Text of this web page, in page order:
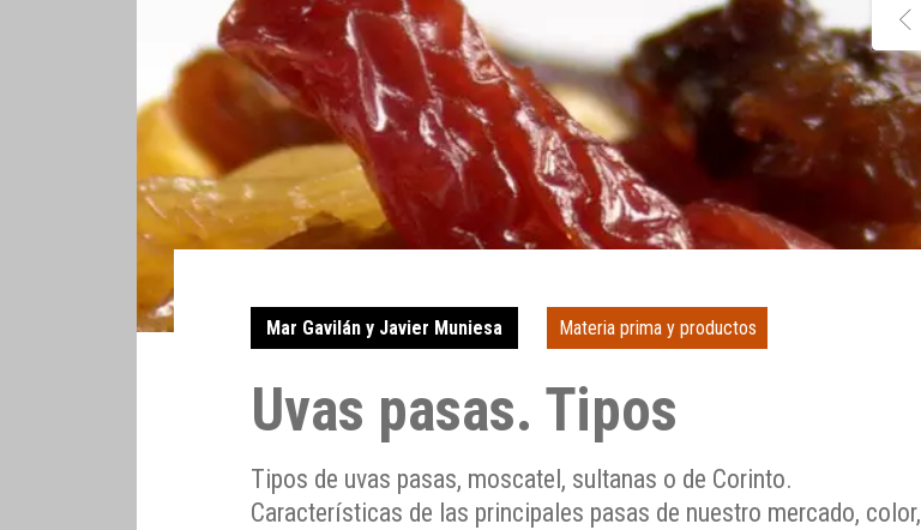
Mar Gavilán y Javier Muniesa Materia prima y productos
Uvas pasas. Tipos
Tipos de uvas pasas, moscatel, sultanas o de Corinto.
Características de las principales pasas de nuestro mercado, color,